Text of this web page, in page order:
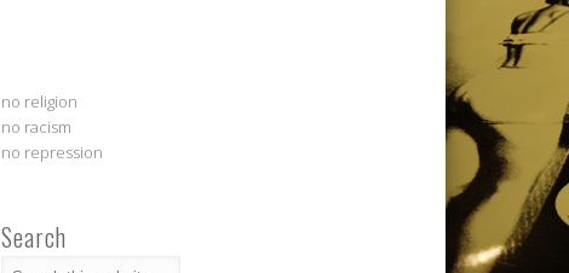
no religion
no racism
no repression
Search